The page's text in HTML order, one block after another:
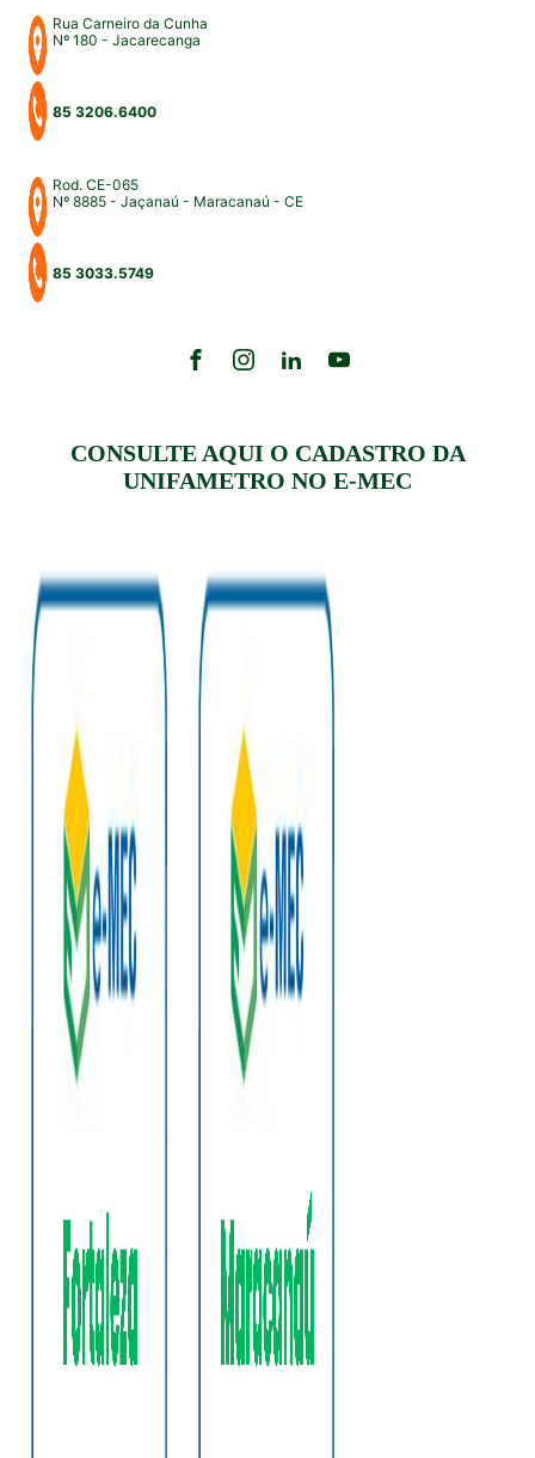
Rua Carneiro da Cunha
Nº 180 - Jacarecanga
85 3206.6400
Rod. CE-065
Nº 8885 - Jaçanaú - Maracanaú - CE
85 3033.5749
CONSULTE AQUI O CADASTRO DA
UNIFAMETRO NO E-MEC